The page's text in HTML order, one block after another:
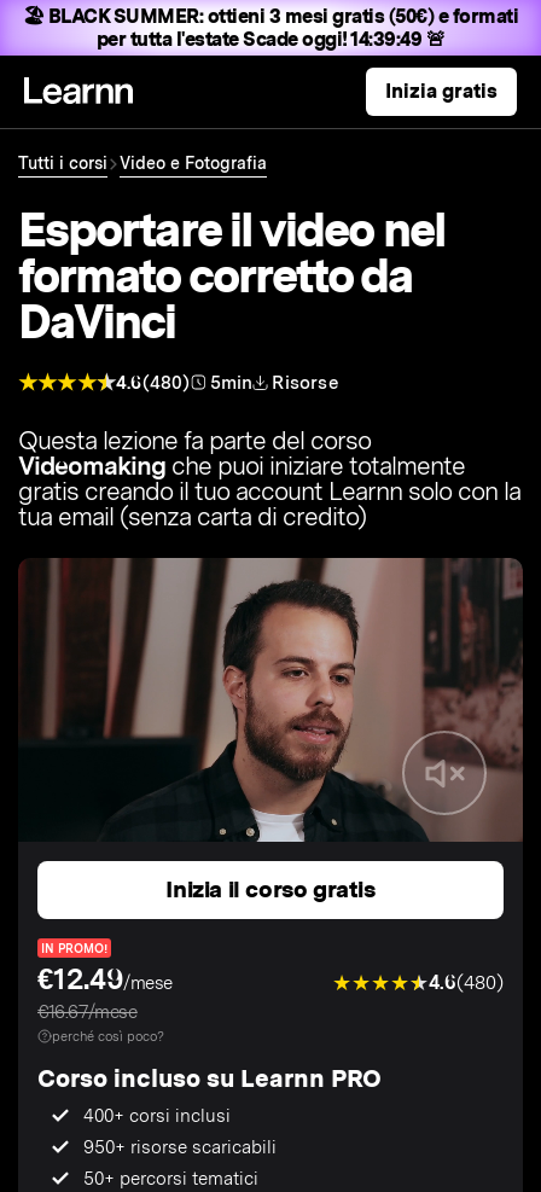
🏖️ BLACK SUMMER:ottieni 3 mesi gratis (50€) e formati
per tutta l'estateScade oggi! 14:39:48 🚨
Inizia gratis
Tutti i corsi Video e Fotografia
Esportare il video nel
formato corretto da
DaVinci
4.6(480) 5min Risorse
Questa lezione fa parte del corso
Videomaking che puoi iniziare totalmente
gratis creando il tuo account Learnn solo con la
tua email (senza carta di credito)
Inizia il corso gratis
IN PROMO!
€12.49/mese
€16.67/mese
4.6(480)
perché così poco?
Corso incluso su Learnn PRO
400+ corsi inclusi
950+ risorse scaricabili
50+ percorsi tematici